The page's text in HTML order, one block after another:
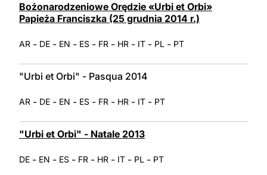
Bożonarodzeniowe Orędzie «Urbi et Orbi»
Papieża Franciszka (25 grudnia 2014 r.)
AR - DE - EN - ES - FR - HR - IT - PL - PT
"Urbi et Orbi" - Pasqua 2014
AR - DE - EN - ES - FR - HR - IT - PT
"Urbi et Orbi" - Natale 2013
DE - EN - ES - FR - HR - IT - PL - PT